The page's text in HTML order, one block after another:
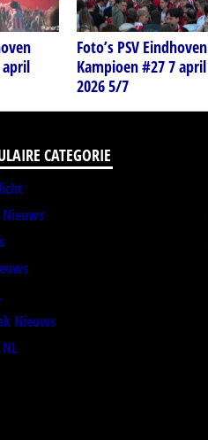
Foto’s PSV Eindhoven
Kampioen #27 7 april
2026 5/7
CATEGORIE
Nieuws